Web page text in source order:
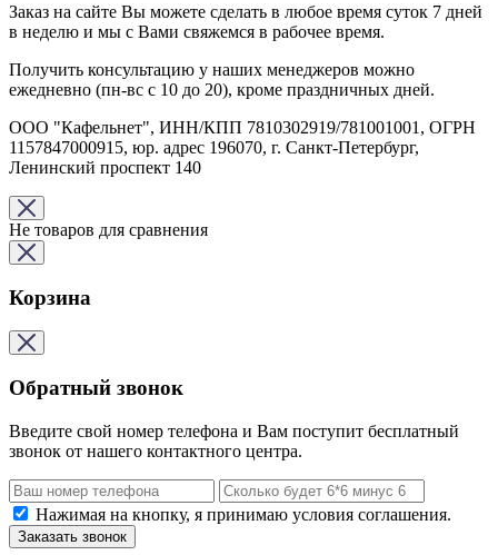
Заказ на сайте Вы можете сделать в любое время суток 7 дней
в неделю и мы с Вами свяжемся в рабочее время.
Получить консультацию у наших менеджеров можно
ежедневно (пн-вс с 10 до 20), кроме праздничных дней.
ООО "Кафельнет", ИНН/КПП 7810302919/781001001, ОГРН
1157847000915, юр. адрес 196070, г. Санкт-Петербург,
Ленинский проспект 140
Не товаров для сравнения
Корзина
Обратный звонок
Введите свой номер телефона и Вам поступит бесплатный
звонок от нашего контактного центра.
Нажимая на кнопку, я принимаю условия соглашения.
Заказать звонок